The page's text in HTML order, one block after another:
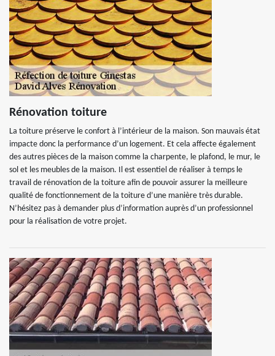
Rénovation toiture
La toiture préserve le confort à l’intérieur de la maison. Son mauvais état
impacte donc la performance d’un logement. Et cela affecte également
des autres pièces de la maison comme la charpente, le plafond, le mur, le
sol et les meubles de la maison. Il est essentiel de réaliser à temps le
travail de rénovation de la toiture afin de pouvoir assurer la meilleure
qualité de fonctionnement de la toiture d’une manière très durable.
N’hésitez pas à demander plus d’information auprès d’un professionnel
pour la réalisation de votre projet.